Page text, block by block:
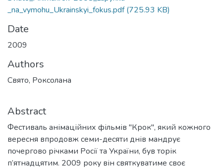
_na_vymohu_Ukrainskyi_fokus.pdf(725.93 KB)
Date
2009
Authors
Свято, Роксолана
Abstract
Фестиваль анімаційних фільмів "Крок", який кожного
вересня впродовж семи-десяти днів мандрує
почергово річками Росії та України, був торік
п’ятнадцятим. 2009 року він святкуватиме своє